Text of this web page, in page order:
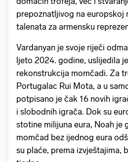
prepoznatljivog na europskoj
talenata za armensku
Vardanyan je svoje riječi
ljeto 2024. godine, uslijedila
rekonstrukcija momčadi. Za
Portugalac Rui Mota, a u
potpisano je čak 16 novih
i slobodnih igrača. Dok su
stotine milijuna eura, Noah je
momčad bez ijednog eura
su plaće, prema izvještajima,